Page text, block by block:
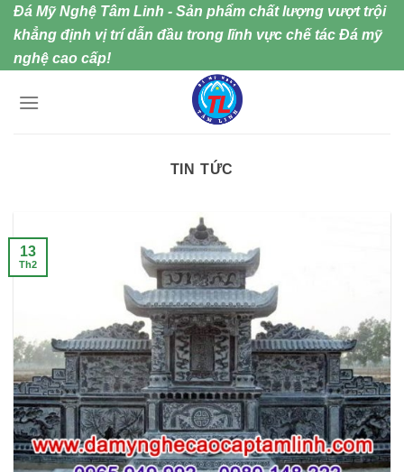
Skip
content
Đá Mỹ Nghệ Tâm Linh - Sản phẩm chất lượng vượt trội
khẳng định vị trí dẫn đầu trong lĩnh vực chế tác Đá mỹ
nghệ cao cấp!
TIN TỨC
13
Th2